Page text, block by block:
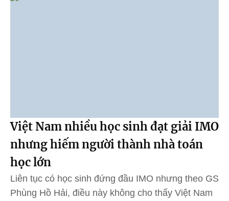
Việt Nam nhiều học sinh đạt giải IMO
nhưng hiếm người thành nhà toán
học lớn
Liên tục có học sinh đứng đầu IMO nhưng theo GS
Phùng Hồ Hải, điều này không cho thấy Việt Nam